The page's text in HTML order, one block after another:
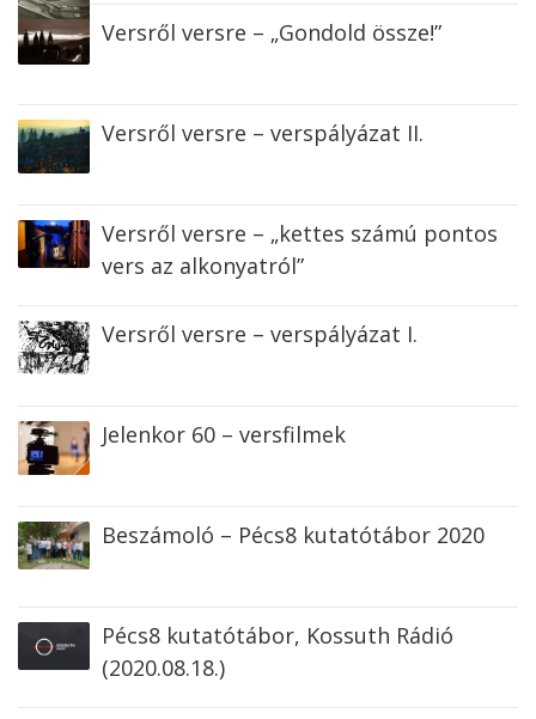
Versről versre – „Gondold össze!”
Versről versre – verspályázat II.
Versről versre – „kettes számú pontos
vers az alkonyatról”
Versről versre – verspályázat I.
Jelenkor 60 – versfilmek
Beszámoló – Pécs8 kutatótábor 2020
Pécs8 kutatótábor, Kossuth Rádió
(2020.08.18.)